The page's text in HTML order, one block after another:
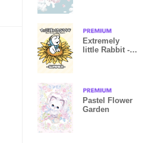
Extremely
little Rabbit -
Pastel Flower
Garden